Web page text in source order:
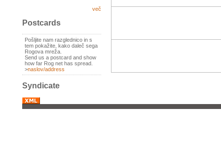
več
Postcards
Pošljite nam razglednico in s
tem pokažite, kako daleč sega
Rogova mreža.
Send us a postcard and show
how far Rog net has spread.
>naslov/address
Syndicate